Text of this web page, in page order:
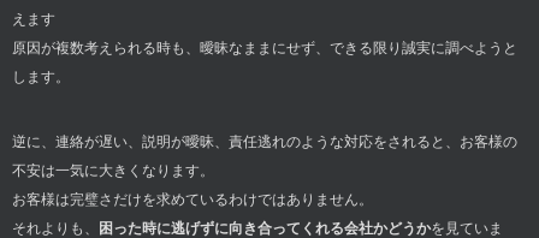
えます
原因が複数考えられる時も、曖昧なままにせず、できる限り誠実に調べようと
します。
逆に、連絡が遅い、説明が曖昧、責任逃れのような対応をされると、お客様の
不安は一気に大きくなります。
お客様は完璧さだけを求めているわけではありません。
それよりも、 困った時に逃げずに向き合ってくれる会社かどうかを見ていま